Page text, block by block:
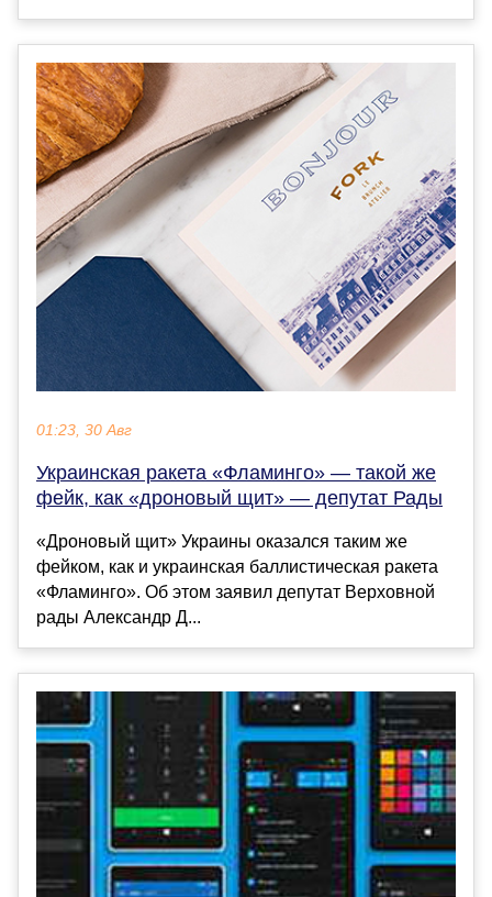
01:23, 30 Авг
Украинская ракета «Фламинго» — такой же
фейк, как «дроновый щит» — депутат Рады
«Дроновый щит» Украины оказался таким же
фейком, как и украинская баллистическая ракета
«Фламинго». Об этом заявил депутат Верховной
рады Александр Д...